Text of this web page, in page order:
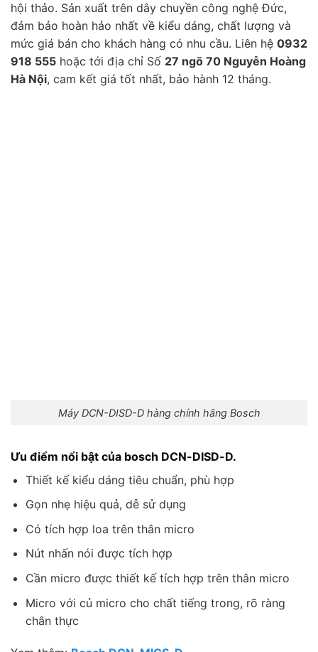
hội thảo. Sản xuất trên dây chuyền công nghệ Đức,
đảm bảo hoàn hảo nhất về kiểu dáng, chất lượng và
mức giá bán cho khách hàng có nhu cầu. Liên hệ 0932
918 555 hoặc tới địa chỉ Số 27 ngõ 70 Nguyễn Hoàng
Hà Nội, cam kết giá tốt nhất, bảo hành 12 tháng.
Máy DCN-DISD-D hàng chính hãng Bosch
Ưu điểm nổi bật của bosch DCN-DISD-D.
Thiết kế kiểu dáng tiêu chuẩn, phù hợp
Gọn nhẹ hiệu quả, dễ sử dụng
Có tích hợp loa trên thân micro
Nút nhấn nói được tích hợp
Cần micro được thiết kế tích hợp trên thân micro
Micro với củ micro cho chất tiếng trong, rõ ràng
chân thực